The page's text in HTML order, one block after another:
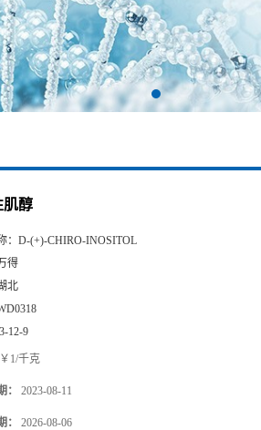
肌醇
： D-(+)-CHIRO-INOSITOL
得
北
12-9
￥1/千克
： 2023-08-11
： 2026-08-06